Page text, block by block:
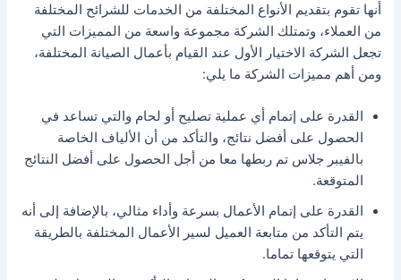
أنها تقوم بتقديم الأنواع المختلفة من الخدمات للشرائح المختلفة
من العملاء، وتمتلك الشركة مجموعة واسعة من المميزات التي
تجعل الشركة الاختيار الأول عند القيام بأعمال الصيانة المختلفة،
ومن أهم مميزات الشركة ما يلي:
القدرة على إتمام أي عملية تصليح أو لحام والتي تساعد في
الحصول على أفضل نتائج، والتأكد من أن الألياف الخاصة
بالفيبر جلاس تم ربطها معا من أجل الحصول على أفضل النتائج
المتوقعة.
القدرة على إتمام الأعمال بسرعة وأداء مثالي، بالإضافة إلى أنه
يتم التأكد من متابعة العميل لسير الأعمال المختلفة بالطريقة
التي يتوقعها تماما.